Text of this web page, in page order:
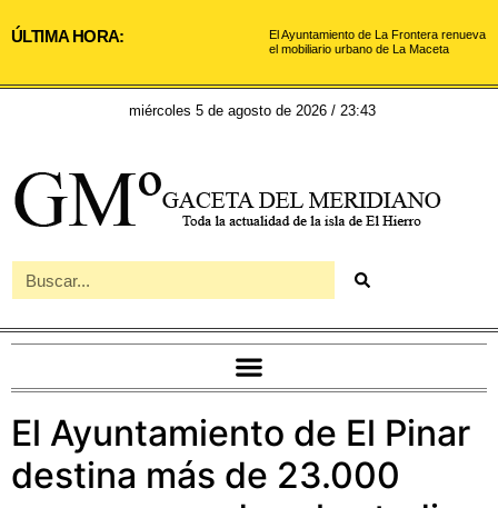
ÚLTIMA HORA:
El Ayuntamiento de La Frontera renueva
el mobiliario urbano de La Maceta
miércoles 5 de agosto de 2026 / 23:43
El Ayuntamiento de El Pinar
destina más de 23.000